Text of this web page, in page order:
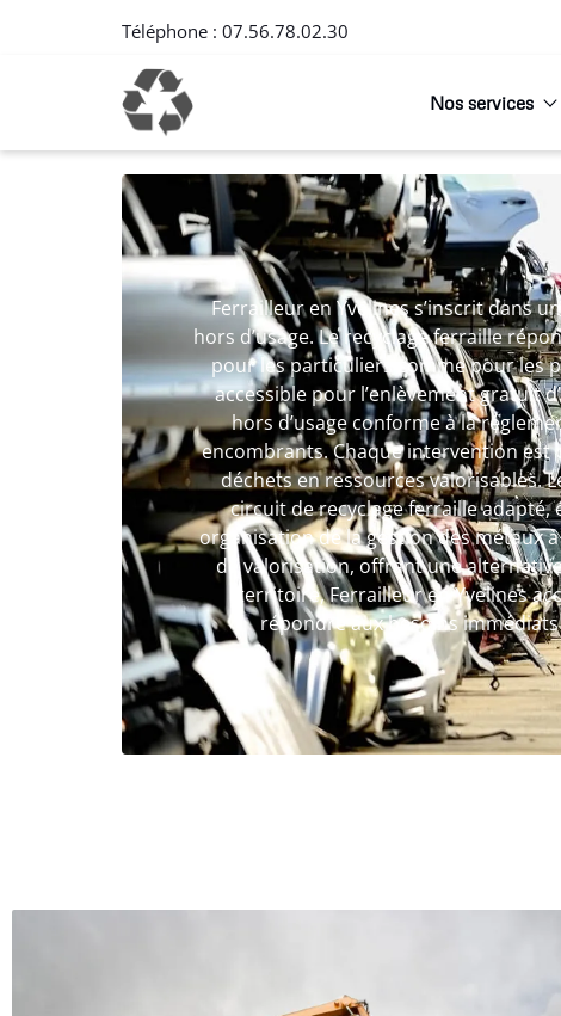
Téléphone : 07.56.78.02.30
Nos services
Ferrailleur en Yvelines s’inscrit dans
hors d’usage. Le recyclage ferraille
pour les particuliers comme pour les
accessible pour l’enlèvement gratuit
hors d’usage conforme à la
encombrants. Chaque intervention
déchets en ressources valorisables.
circuit de recyclage ferraille adapté,
organisation de la gestion des métaux
de valorisation, offrant une
territoire, Ferrailleur en Yvelines
répondre aux besoins